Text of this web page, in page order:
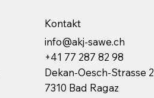
Kontakt
info@akj-sawe.ch
+41 77 287 82 98
Dekan-Oesch-Strasse 2
7310 Bad Ragaz